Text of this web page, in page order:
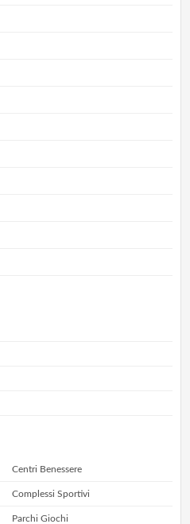
Centri Benessere
Complessi Sportivi
Parchi Giochi